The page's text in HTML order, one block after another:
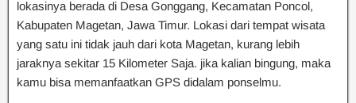
lokasinya berada di Desa Gonggang, Kecamatan Poncol,
Kabupaten Magetan, Jawa Timur. Lokasi dari tempat wisata
yang satu ini tidak jauh dari kota Magetan, kurang lebih
jaraknya sekitar 15 Kilometer Saja. jika kalian bingung, maka
kamu bisa memanfaatkan GPS didalam ponselmu.